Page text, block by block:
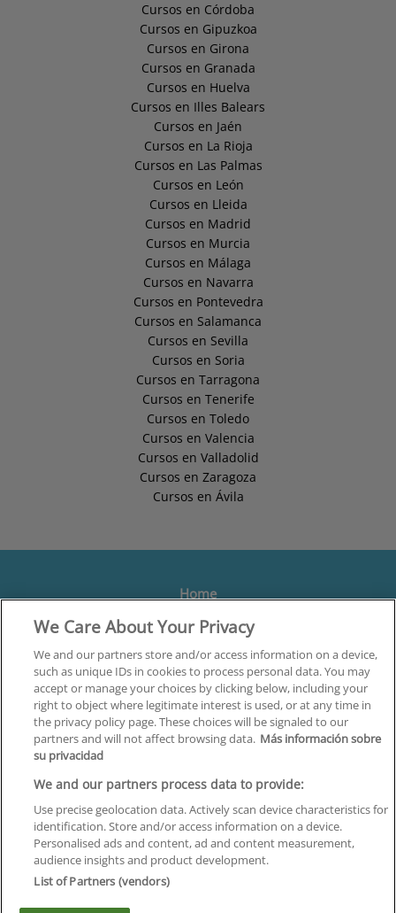
Cursos en Córdoba
Cursos en Gipuzkoa
Cursos en Girona
Cursos en Granada
Cursos en Huelva
Cursos en Illes Balears
Cursos en Jaén
Cursos en La Rioja
Cursos en Las Palmas
Cursos en León
Cursos en Lleida
Cursos en Madrid
Cursos en Murcia
Cursos en Málaga
Cursos en Navarra
Cursos en Pontevedra
Cursos en Salamanca
Cursos en Sevilla
Cursos en Soria
Cursos en Tarragona
Cursos en Tenerife
Cursos en Toledo
Cursos en Valencia
Cursos en Valladolid
Cursos en Zaragoza
Cursos en Ávila
Home
Formación
Centros
Orientación
Quiénes somos
Contacta
Aviso Legal
Política de Privacidad
Política de Cookies
Canal Ético
We Care About Your Privacy
We and our partners store and/or access information on a device,
such as unique IDs in cookies to process personal data. You may
accept or manage your choices by clicking below, including your
right to object where legitimate interest is used, or at any time in
the privacy policy page. These choices will be signaled to our
partners and will not affect browsing data. Más información sobre
su privacidad
We and our partners process data to provide:
Use precise geolocation data. Actively scan device characteristics for
identification. Store and/or access information on a device.
Personalised ads and content, ad and content measurement,
audience insights and product development.
List of Partners (vendors)